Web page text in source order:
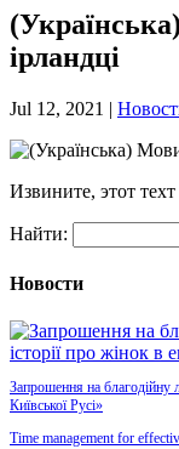
ірландці
Jul 12, 2021 |
Извините, этот
Найти:
Новости
Запрошення на благодійну
Київської Русі»
Time management for